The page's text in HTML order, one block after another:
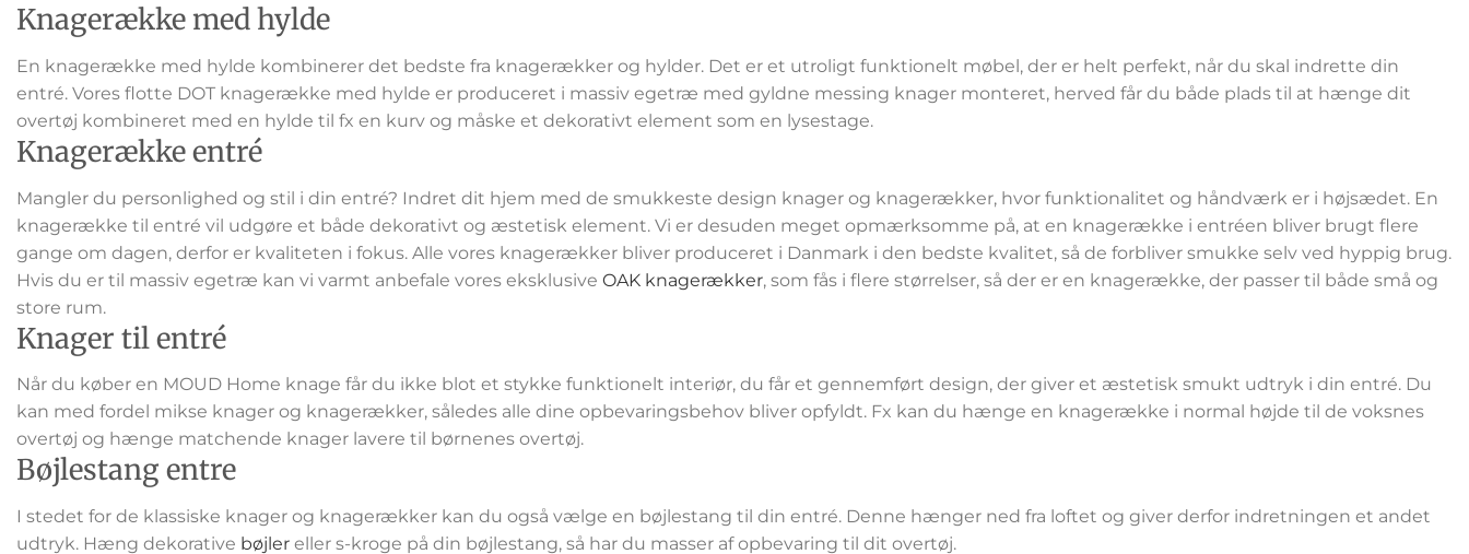
Knagerække med hylde
En knagerække med hylde kombinerer det bedste fra knagerækker og hylder. Det er et utroligt funktionelt møbel, der er helt perfekt, når du skal indrette din
entré. Vores flotte DOT knagerække med hylde er produceret i massiv egetræ med gyldne messing knager monteret, herved får du både plads til at hænge dit
overtøj kombineret med en hylde til fx en kurv og måske et dekorativt element som en lysestage.
Knagerække entré
Mangler du personlighed og stil i din entré? Indret dit hjem med de smukkeste design knager og knagerækker, hvor funktionalitet og håndværk er i højsædet. En
knagerække til entré vil udgøre et både dekorativt og æstetisk element. Vi er desuden meget opmærksomme på, at en knagerække i entréen bliver brugt flere
gange om dagen, derfor er kvaliteten i fokus. Alle vores knagerækker bliver produceret i Danmark i den bedste kvalitet, så de forbliver smukke selv ved hyppig brug.
Hvis du er til massiv egetræ kan vi varmt anbefale vores eksklusive OAK knagerækker, som fås i flere størrelser, så der er en knagerække, der passer til både små og
store rum.
Knager til entré
Når du køber en MOUD Home knage får du ikke blot et stykke funktionelt interiør, du får et gennemført design, der giver et æstetisk smukt udtryk i din entré. Du
kan med fordel mikse knager og knagerækker, således alle dine opbevaringsbehov bliver opfyldt. Fx kan du hænge en knagerække i normal højde til de voksnes
overtøj og hænge matchende knager lavere til børnenes overtøj.
Bøjlestang entre
I stedet for de klassiske knager og knagerækker kan du også vælge en bøjlestang til din entré. Denne hænger ned fra loftet og giver derfor indretningen et andet
udtryk. Hæng dekorative bøjler eller s-kroge på din bøjlestang, så har du masser af opbevaring til dit overtøj.